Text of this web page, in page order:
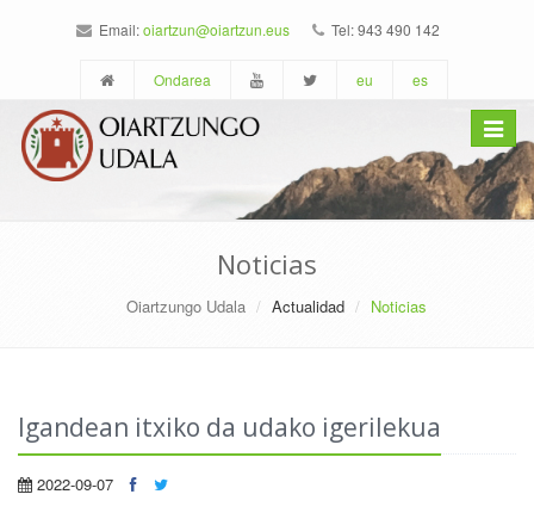
Email:oiartzun@oiartzun.eus Tel: 943 490 142
Ondarea eu es
Toggle
Noticias
Oiartzungo Udala Actualidad Noticias
Igandean itxiko da udako igerilekua
2022-09-07